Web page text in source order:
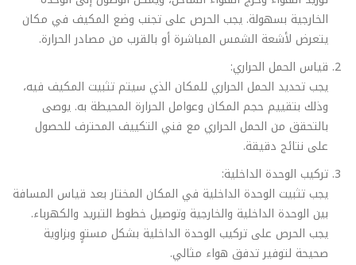
الخارجية بسهولة. يجب الحرص على تجنب وضع المكيف في مكان
يتعرض لأشعة الشمس المباشرة أو بالقرب من مصادر الحرارة.
قياس الحمل الحراري:
يجب تحديد الحمل الحراري للمكان الذي سيتم تثبيت المكيف فيه،
وذلك بتقييم حجم المكان وعوامل الحرارة المحيطة به. يوصى
بالتحقق من الحمل الحراري مع فني التكييف المحترف للحصول
على نتائج دقيقة.
تركيب الوحدة الداخلية:
يجب تثبيت الوحدة الداخلية في المكان المختار بعد قياس المسافة
بين الوحدة الداخلية والخارجية وتوصيل خطوط التبريد والكهرباء.
يجب الحرص على تركيب الوحدة الداخلية بشكل مستوٍ وبزاوية
صحيحة لتوفير تدفق هواء مثالي.